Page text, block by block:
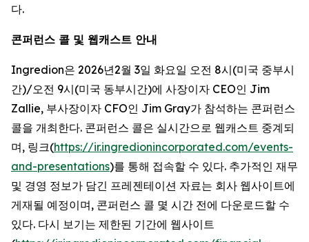
다.
콘퍼런스 콜 및 웹캐스트 안내
Ingredion은 2026년2월 3일 화요일 오전 8시(미국 중부시
간)/오전 9시(미국 동부시간)에 사장이자 CEO인 Jim
Zallie, 부사장이자 CFO인 Jim Gray가 참석하는 콘퍼런스
콜을 개최한다. 콘퍼런스 콜은 실시간으로 웹캐스트 중계되
며, 링크(https://ir.ingredionincorporated.com/events-
and-presentations)를 통해 접속할 수 있다. 추가적인 재무
및 경영 정보가 담긴 프레젠테이션 자료는 회사 웹사이트에
게재될 예정이며, 콘퍼런스 콜 몇 시간 전에 다운로드할 수
있다. 다시 보기는 제한된 기간에 웹사이트